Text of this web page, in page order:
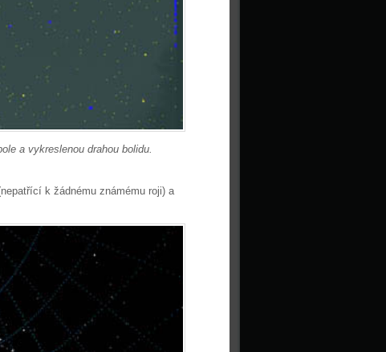
a vykreslenou drahou bolidu.
k žádnému známému roji) a